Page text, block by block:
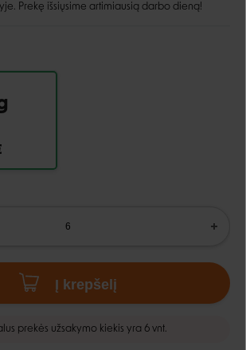
Prekę išsiųsime artimiausią darbo dieną!
Į krepšelį
prekės užsakymo kiekis yra 6 vnt.